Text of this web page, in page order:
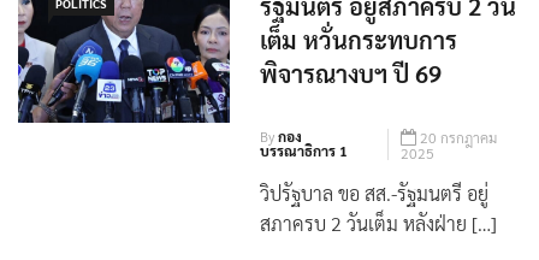
POLITICS
รัฐมนตรี อยู่สภาครบ 2 วัน
เต็ม หวั่นกระทบการ
พิจารณางบฯ ปี 69
Byกอง
บรรณาธิการ 1
20 กรกฎาคม
2025
วิปรัฐบาล ขอ สส.-รัฐมนตรี อยู่
สภาครบ 2 วันเต็ม หลังฝ่าย […]